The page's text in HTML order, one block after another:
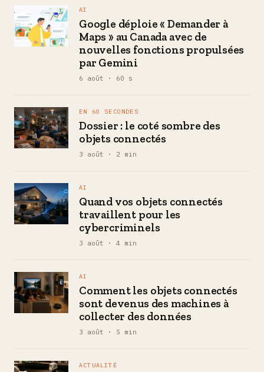
AI
Google déploie « Demander à
Maps » au Canada avec de
nouvelles fonctions propulsées
par Gemini
6 août · 60 s
EN 60 SECONDES
Dossier : le coté sombre des
objets connectés
3 août · 2 min
AI
Quand vos objets connectés
travaillent pour les
cybercriminels
3 août · 4 min
AI
Comment les objets connectés
sont devenus des machines à
collecter des données
3 août · 5 min
ACTUALITÉ